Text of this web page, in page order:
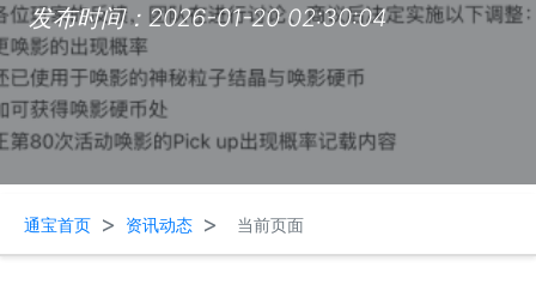
发布时间：2026-01-20 02:30:04
通宝首页 > 资讯动态 > 当前页面